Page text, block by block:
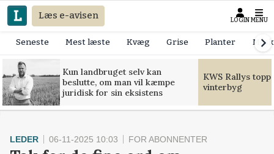
Læs e-avisen LOGIN MENU
Seneste Mest læste Kvæg Grise Planter
Kun landbruget selv kan
beslutte, om man vil kæmpe
juridisk for sin eksistens
KWS Rallys
vinterbyg
LEDER 06-11-2025 10:03 FOR ABONNENTER